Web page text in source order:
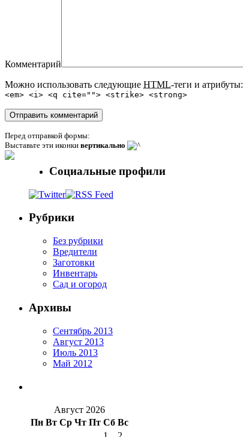
Комментарий
Можно использовать следующие HTML-теги и атрибуты:
<em> <i> <q cite=""> <strike> <strong>
Перед отправкой формы:
Выставьте эти иконки вертикально
Социальные профили
Рубрики
Без рубрики
Вредители
Заготовки
Инвентарь
Сад и огород
Архивы
Сентябрь 2013
Август 2013
Июль 2013
Май 2012
Август 2026
Пн Вт Ср Чт Пт Сб Вс